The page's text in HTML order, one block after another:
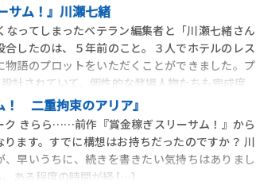
ム！』川瀬七緒
ってしまったベテラン編集者と「川瀬七緒さん
したのは、５年前のこと。３人でホテルのレス
物語のプロットをいただくことができました。プ
計されていて、個性的な登場人物たちも完成度
！ 二重拘束のアリア』
ク きらら……前作『賞金稼ぎスリーサム！』から
ます。すでに構想はお持ちだったのですか？ 川
早いうちに、続きを書きたい気持ちはありまし
、ある程度の時間が経 […]